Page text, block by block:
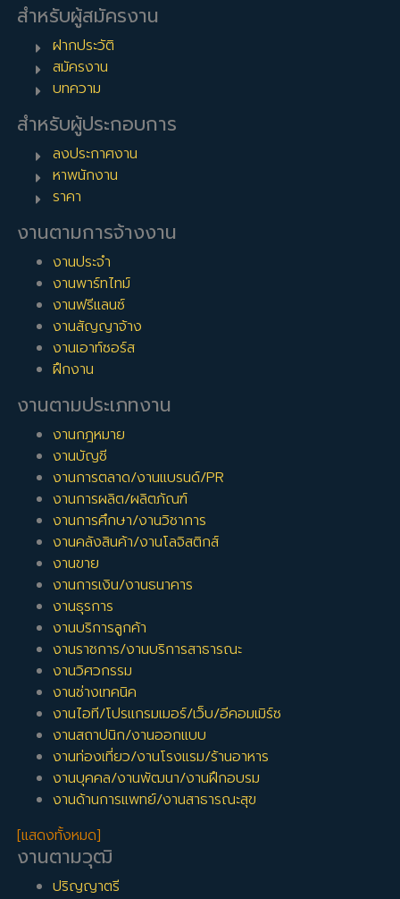
สำหรับผู้สมัครงาน
ฝากประวัติ
สมัครงาน
บทความ
สำหรับผู้ประกอบการ
ลงประกาศงาน
หาพนักงาน
ราคา
งานตามการจ้างงาน
งานประจำ
งานพาร์ทไทม์
งานฟรีแลนซ์
งานสัญญาจ้าง
งานเอาท์ซอร์ส
ฝึกงาน
งานตามประเภทงาน
งานกฎหมาย
งานบัญชี
งานการตลาด/งานแบรนด์/PR
งานการผลิต/ผลิตภัณฑ์
งานการศึกษา/งานวิชาการ
งานคลังสินค้า/งานโลจิสติกส์
งานขาย
งานการเงิน/งานธนาคาร
งานธุรการ
งานบริการลูกค้า
งานราชการ/งานบริการสาธารณะ
งานวิศวกรรม
งานช่างเทคนิค
งานไอที/โปรแกรมเมอร์/เว็บ/อีคอมเมิร์ซ
งานสถาปนิก/งานออกแบบ
งานท่องเที่ยว/งานโรงแรม/ร้านอาหาร
งานบุคคล/งานพัฒนา/งานฝึกอบรม
งานด้านการแพทย์/งานสาธารณะสุข
[แสดงทั้งหมด]
งานตามวุฒิ
ปริญญาตรี